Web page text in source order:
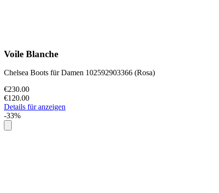
Voile Blanche
Chelsea Boots für Damen 102592903366 (Rosa)
€230.00
€120.00
Details für anzeigen
-33%